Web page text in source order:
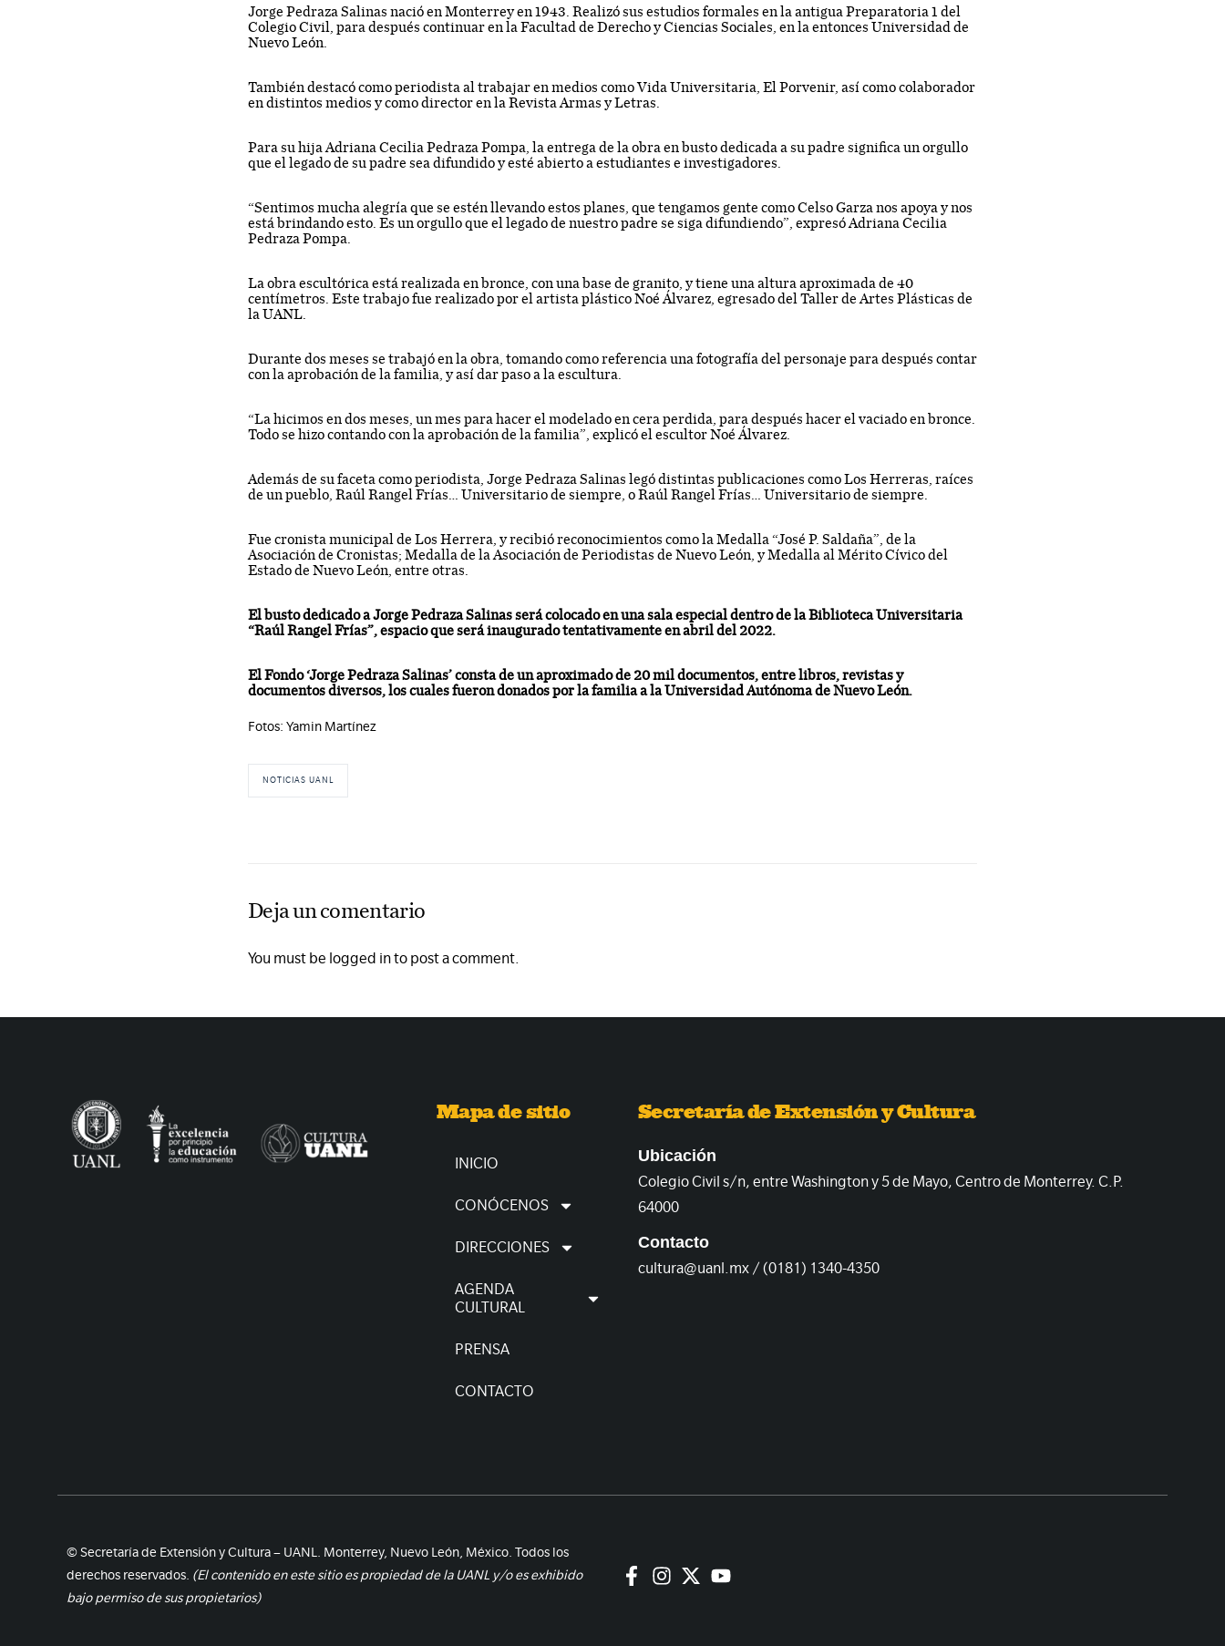
Jorge Pedraza Salinas nació en Monterrey en 1943. Realizó sus estudios formales en la antigua Preparatoria 1 del
Colegio Civil, para después continuar en la Facultad de Derecho y Ciencias Sociales, en la entonces Universidad de
Nuevo León.
También destacó como periodista al trabajar en medios como Vida Universitaria, El Porvenir, así como colaborador
en distintos medios y como director en la Revista Armas y Letras.
Para su hija Adriana Cecilia Pedraza Pompa, la entrega de la obra en busto dedicada a su padre significa un orgullo
que el legado de su padre sea difundido y esté abierto a estudiantes e investigadores.
“Sentimos mucha alegría que se estén llevando estos planes, que tengamos gente como Celso Garza nos apoya y nos
está brindando esto. Es un orgullo que el legado de nuestro padre se siga difundiendo”, expresó Adriana Cecilia
Pedraza Pompa.
La obra escultórica está realizada en bronce, con una base de granito, y tiene una altura aproximada de 40
centímetros. Este trabajo fue realizado por el artista plástico Noé Álvarez, egresado del Taller de Artes Plásticas de
la UANL.
Durante dos meses se trabajó en la obra, tomando como referencia una fotografía del personaje para después contar
con la aprobación de la familia, y así dar paso a la escultura.
“La hicimos en dos meses, un mes para hacer el modelado en cera perdida, para después hacer el vaciado en bronce.
Todo se hizo contando con la aprobación de la familia”, explicó el escultor Noé Álvarez.
Además de su faceta como periodista, Jorge Pedraza Salinas legó distintas publicaciones como Los Herreras, raíces
de un pueblo, Raúl Rangel Frías… Universitario de siempre, o Raúl Rangel Frías… Universitario de siempre.
Fue cronista municipal de Los Herrera, y recibió reconocimientos como la Medalla “José P. Saldaña”, de la
Asociación de Cronistas; Medalla de la Asociación de Periodistas de Nuevo León, y Medalla al Mérito Cívico del
Estado de Nuevo León, entre otras.
El busto dedicado a Jorge Pedraza Salinas será colocado en una sala especial dentro de la Biblioteca Universitaria
“Raúl Rangel Frías”, espacio que será inaugurado tentativamente en abril del 2022.
El Fondo ‘Jorge Pedraza Salinas’ consta de un aproximado de 20 mil documentos, entre libros, revistas y
documentos diversos, los cuales fueron donados por la familia a la Universidad Autónoma de Nuevo León.
Fotos: Yamin Martínez
NOTICIAS UANL
Deja un comentario
You must be logged in to post a comment.
Mapa de sitio
INICIO
CONÓCENOS
DIRECCIONES
AGENDA
CULTURAL
PRENSA
CONTACTO
Secretaría de Extensión y Cultura
Ubicación
Colegio Civil s/n, entre Washington y 5 de Mayo, Centro de Monterrey. C.P.
64000
Contacto
cultura@uanl.mx / (0181) 1340-4350
© Secretaría de Extensión y Cultura – UANL. Monterrey, Nuevo León, México. Todos los
derechos reservados. (El contenido en este sitio es propiedad de la UANL y/o es exhibido
bajo permiso de sus propietarios)